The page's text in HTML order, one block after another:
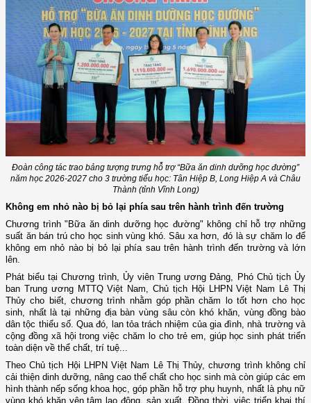
Đoàn công tác trao bảng tượng trưng hỗ trợ “Bữa ăn dinh dưỡng học đường”
năm học 2026-2027 cho 3 trường tiểu học: Tân Hiệp B, Long Hiệp A và Châu
Thành (tỉnh Vĩnh Long)
Không em nhỏ nào bị bỏ lại phía sau trên hành trình đến trường
Chương trình "Bữa ăn dinh dưỡng học đường" không chỉ hỗ trợ những
suất ăn bán trú cho học sinh vùng khó. Sâu xa hơn, đó là sự chăm lo để
không em nhỏ nào bị bỏ lại phía sau trên hành trình đến trường và lớn
lên.
Phát biểu tại Chương trình, Ủy viên Trung ương Đảng, Phó Chủ tịch Ủy
ban Trung ương MTTQ Việt Nam, Chủ tịch Hội LHPN Việt Nam Lê Thị
Thủy cho biết, chương trình nhằm góp phần chăm lo tốt hơn cho học
sinh, nhất là tại những địa bàn vùng sâu còn khó khăn, vùng đồng bào
dân tộc thiểu số. Qua đó, lan tỏa trách nhiệm của gia đình, nhà trường và
cộng đồng xã hội trong việc chăm lo cho trẻ em, giúp học sinh phát triển
toàn diện về thể chất, trí tuệ...
Theo Chủ tịch Hội LHPN Việt Nam Lê Thị Thủy, chương trình không chỉ
cải thiện dinh dưỡng, nâng cao thể chất cho học sinh mà còn giúp các em
hình thành nếp sống khoa học, góp phần hỗ trợ phụ huynh, nhất là phụ nữ
vùng khó khăn yên tâm lao động, sản xuất. Đồng thời, việc triển khai thí